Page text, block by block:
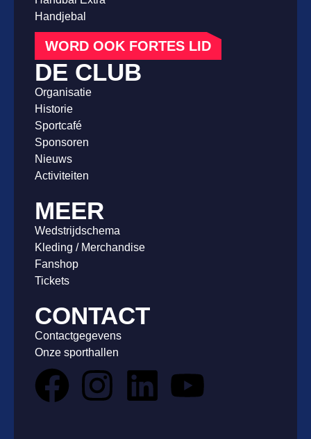
Handjebal
WORD OOK FORTES LID
DE CLUB
Organisatie
Historie
Sportcafé
Sponsoren
Nieuws
Activiteiten
MEER
Wedstrijdschema
Kleding / Merchandise
Fanshop
Tickets
CONTACT
Contactgegevens
Onze sporthallen